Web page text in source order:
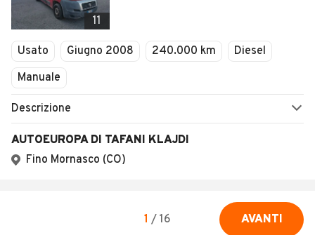
11
Usato Giugno 2008 240.000 km
Diesel
Manuale
Descrizione
AUTOEUROPA DI TAFANI KLAJDI
Fino Mornasco (CO)
1 / 16 AVANTI